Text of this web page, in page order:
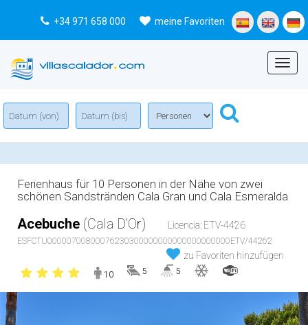
meine Favoriten
+34 971 658 000
Menu
Ferienhaus für 10 Personen in der Nähe von zwei
schönen Sandstränden Cala Gran und Cala Esmeralda
Acebuche (Cala D'Or) Licencia: ETV-4426
ESFCTU00000700800076230300000000000000000000ETV/44262
zu Favoriten hinzufügen
10 5 5